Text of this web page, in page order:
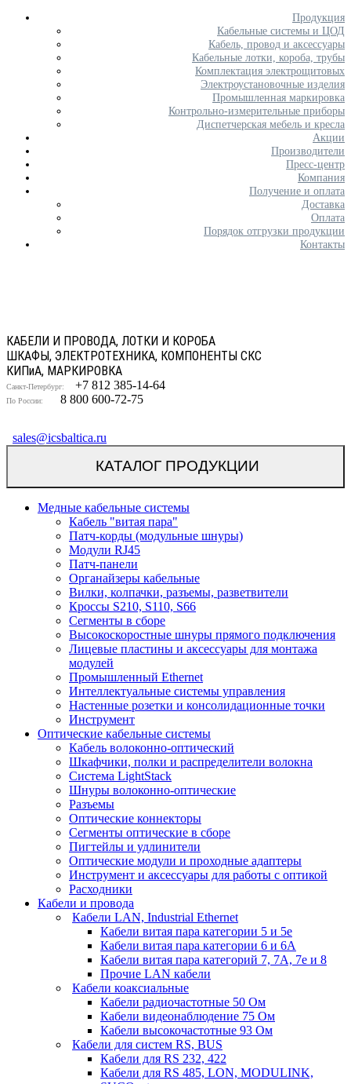
Продукция
Кабельные системы и ЦОД
Кабель, провод и аксессуары
Кабельные лотки, короба, трубы
Комплектация электрощитовых
Электроустановочные изделия
Промышленная маркировка
Контрольно-измерительные приборы
Диспетчерская мебель и кресла
Акции
Производители
Пресс-центр
Компания
Получение и оплата
Доставка
Оплата
Порядок отгрузки продукции
Контакты
КАБЕЛИ И ПРОВОДА, ЛОТКИ И КОРОБА
ШКАФЫ, ЭЛЕКТРОТЕХНИКА, КОМПОНЕНТЫ СКС
КИПиА, МАРКИРОВКА
Санкт-Петербург: +7 812 385-14-64
По России: 8 800 600-72-75
sales@icsbaltica.ru
КАТАЛОГ ПРОДУКЦИИ
Медные кабельные системы
Кабель "витая пара"
Патч-корды (модульные шнуры)
Модули RJ45
Патч-панели
Органайзеры кабельные
Вилки, колпачки, разъемы, разветвители
Кроссы S210, S110, S66
Сегменты в сборе
Высокоскоростные шнуры прямого подключения
Лицевые пластины и аксессуары для монтажа
модулей
Промышленный Ethernet
Интеллектуальные системы управления
Настенные розетки и консолидационные точки
Инструмент
Оптические кабельные системы
Кабель волоконно-оптический
Шкафчики, полки и распределители волокна
Система LightStack
Шнуры волоконно-оптические
Разъемы
Оптические коннекторы
Сегменты оптические в сборе
Пигтейлы и удлинители
Оптические модули и проходные адаптеры
Инструмент и аксессуары для работы с оптикой
Расходники
Кабели и провода
Кабели LAN, Industrial Ethernet
Кабели витая пара категории 5 и 5е
Кабели витая пара категории 6 и 6A
Кабели витая пара категорий 7, 7А, 7е и 8
Прочие LAN кабели
Кабели коаксиальные
Кабели радиочастотные 50 Ом
Кабели видеонаблюдение 75 Ом
Кабели высокочастотные 93 Ом
Кабели для систем RS, BUS
Кабели для RS 232, 422
Кабели для RS 485, LON, MODULINK,